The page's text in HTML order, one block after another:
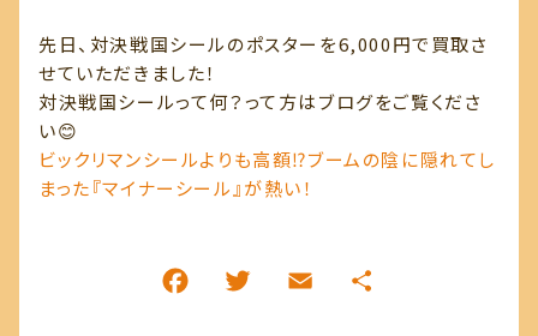
先日、対決戦国シールのポスターを6,000円で買取さ
せていただきました！
対決戦国シールって何？って方はブログをご覧くださ
い😊
ビックリマンシールよりも高額⁉ブームの陰に隠れてし
まった『マイナーシール』が熱い！